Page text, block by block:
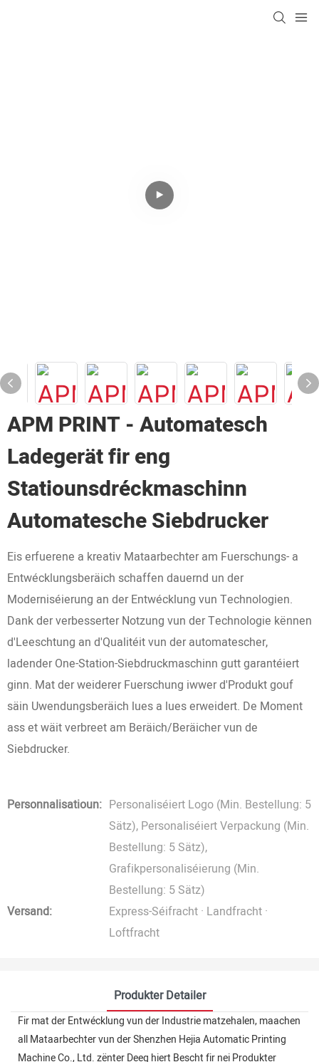
APM PRINT - Automatesch
Ladegerät fir eng
Statiounsdréckmaschinn
Automatesche Siebdrucker
Eis erfuerene a kreativ Mataarbechter am Fuerschungs- a
Entwécklungsberäich schaffen dauernd un der
Moderniséierung an der Entwécklung vun Technologien.
Dank der verbesserter Notzung vun der Technologie kënnen
d'Leeschtung an d'Qualitéit vun der automatescher,
ladender One-Station-Siebdruckmaschinn gutt garantéiert
ginn. Mat der weiderer Fuerschung iwwer d'Produkt gouf
säin Uwendungsberäich lues a lues erweidert. De Moment
ass et wäit verbreet am Beräich/Beräicher vun de
Siebdrucker.
Personnalisatioun: Personaliséiert Logo (Min. Bestellung: 5
Sätz), Personaliséiert Verpackung (Min.
Bestellung: 5 Sätz),
Grafikpersonaliséierung (Min.
Bestellung: 5 Sätz)
Versand:
Express-Séifracht · Landfracht ·
Loftfracht
Produkter Detailer
Fir mat der Entwécklung vun der Industrie matzehalen, maachen
all Mataarbechter vun der Shenzhen Hejia Automatic Printing
Machine Co., Ltd. zënter Deeg hiert Bescht fir nei Produkter